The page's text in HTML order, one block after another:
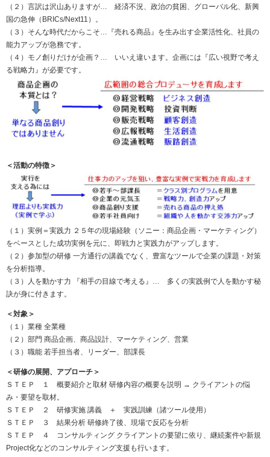
（２）言訳は沢山ありますが… 経済不況、政治の貧困、グローバル化、新興
国の急伸（BRICs/Next11）。
（３）そんな時代だからこそ…『売れる商品』を生み出す企業活性化、社員の
能力アップが急務です。
（４）モノ創りだけが企画？… いいえ違います。企画には『広い視野で考え
る戦略力』が必要です。
＜活動の特徴＞
（１）実例＝実践力 ２５年の現場経験（ソニー：商品企画・マーケティング）
をベースとした成功実例を元に、即戦力と実践力がアップします。
（２）参加型の研修 一方通行の講義でなく、豊富なツールで企業の課題・対策
を分析指導。
（３）人を動かす力 『相手の目線で考える』… 多くの実践例で人を動かす秘
訣が身に付きます。
＜対象＞
（１）業種 全業種
（２）部門 商品企画、商品設計、マーケティング、営業
（３）職能 若手担当者、リーダー、部課長
＜研修の展開、アプローチ＞
ＳＴＥＰ １ 概要紹介と取材 研修内容の概要を説明 → クライアントの悩
み・要望を取材。
ＳＴＥＰ ２ 研修実施 講義 ＋ 実践訓練（諸ツール使用）
ＳＴＥＰ ３ 結果分析 研修終了後、現場で反応を分析
ＳＴＥＰ ４ コンサルティング クライアントの要望に依り、継続案件や新規
Project化などのコンサルティング支援も行います。